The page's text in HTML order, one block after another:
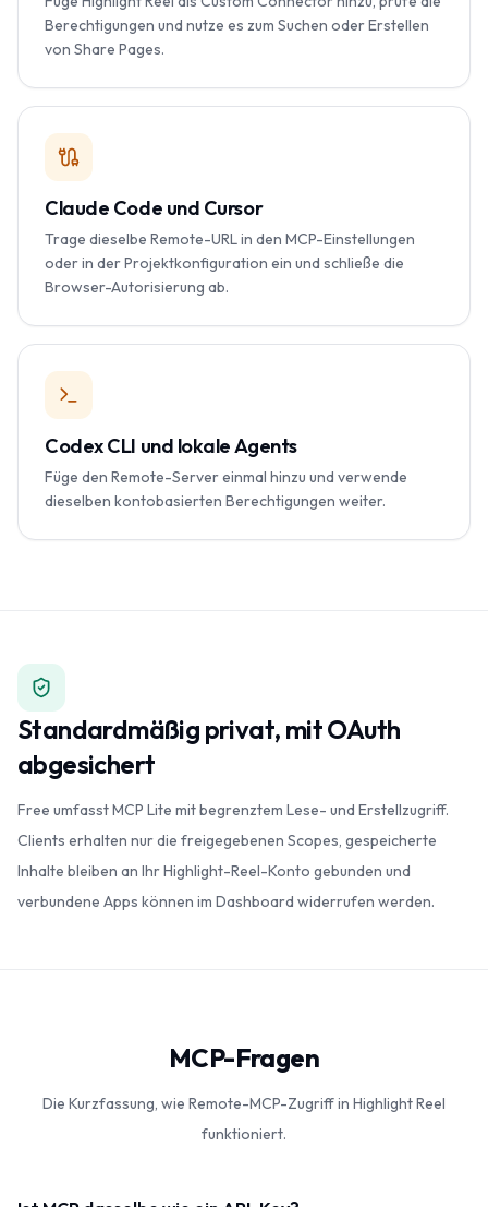
Berechtigungen und nutze es zum Suchen oder Erstellen
von Share Pages.
Claude Code und Cursor
Trage dieselbe Remote-URL in den MCP-Einstellungen
oder in der Projektkonfiguration ein und schließe die
Browser-Autorisierung ab.
Codex CLI und lokale Agents
Füge den Remote-Server einmal hinzu und verwende
dieselben kontobasierten Berechtigungen weiter.
Standardmäßig privat, mit OAuth
abgesichert
Free umfasst MCP Lite mit begrenztem Lese- und Erstellzugriff.
Clients erhalten nur die freigegebenen Scopes, gespeicherte
Inhalte bleiben an Ihr Highlight-Reel-Konto gebunden und
verbundene Apps können im Dashboard widerrufen werden.
MCP-Fragen
Die Kurzfassung, wie Remote-MCP-Zugriff in Highlight Reel
funktioniert.